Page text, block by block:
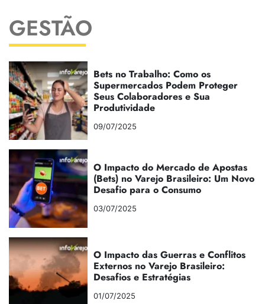
GESTÃO
Bets no Trabalho: Como os
Supermercados Podem Proteger
Seus Colaboradores e Sua
Produtividade
09/07/2025
O Impacto do Mercado de Apostas
(Bets) no Varejo Brasileiro: Um Novo
Desafio para o Consumo
03/07/2025
O Impacto das Guerras e Conflitos
Externos no Varejo Brasileiro:
Desafios e Estratégias
01/07/2025